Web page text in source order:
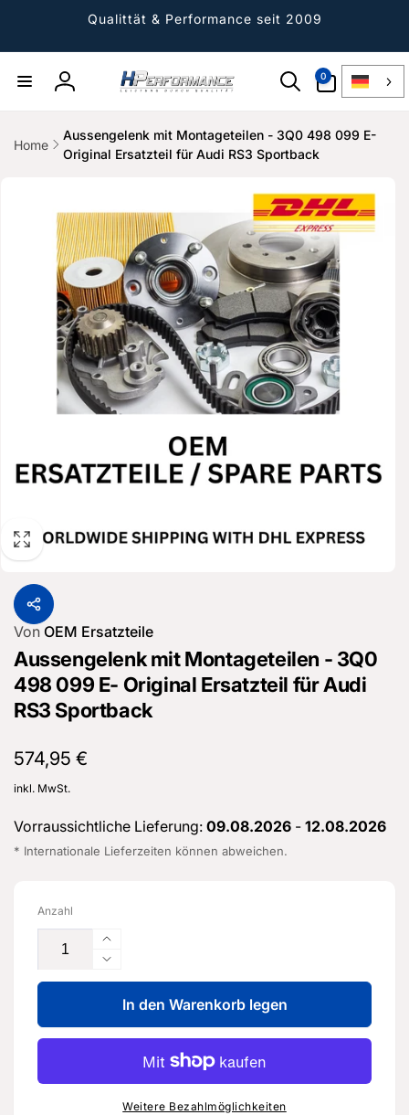
Qualittät & Performance seit 2009
Einloggen
0
Artikel
Home
Aussengelenk mit Montageteilen - 3Q0 498 099 E-
Original Ersatzteil für Audi RS3 Sportback
Von OEM Ersatzteile
Aussengelenk mit Montageteilen - 3Q0
498 099 E- Original Ersatzteil für Audi
RS3 Sportback
Normaler
Preis
574,95 €
inkl. MwSt.
Vorraussichtliche Lieferung: 09.08.2026 - 12.08.2026
* Internationale Lieferzeiten können abweichen.
Anzahl
Erhöhe
die
Menge
für
Aussengelenk
mit
Montageteilen
-
3Q0
Verringere
die
Menge
für
Aussengelenk
Montageteilen
In den Warenkorb legen
Weitere Bezahlmöglichkeiten